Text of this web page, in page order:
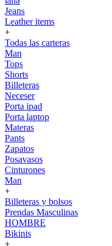
Jeans
Leather items
+
Todas las carteras
Man
Tops
Shorts
Billeteras
Neceser
Porta ipad
Porta laptop
Materas
Pants
Zapatos
Posavasos
Cinturones
Man
+
Billeteras y bolsos
Prendas Masculinas
HOMBRE
Bikinis
+